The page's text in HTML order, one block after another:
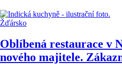
Žďársko
Oblíbená restaurace v
nového majitele.